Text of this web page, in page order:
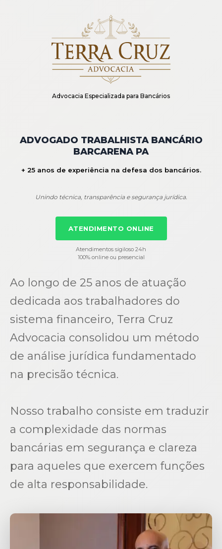
Advocacia Especializada para Bancários
ADVOGADO TRABALHISTA BANCÁRIO
BARCARENA PA
+ 25 anos de experiência na defesa dos bancários.
Unindo técnica, transparência e segurança jurídica.
ATENDIMENTO ONLINE
Atendimentos sigiloso 24h
100% online ou presencial
Ao longo de 25 anos de atuação
dedicada aos trabalhadores do
sistema financeiro, Terra Cruz
Advocacia consolidou um método
de análise jurídica fundamentado
na precisão técnica.
Nosso trabalho consiste em traduzir
a complexidade das normas
bancárias em segurança e clareza
para aqueles que exercem funções
de alta responsabilidade.